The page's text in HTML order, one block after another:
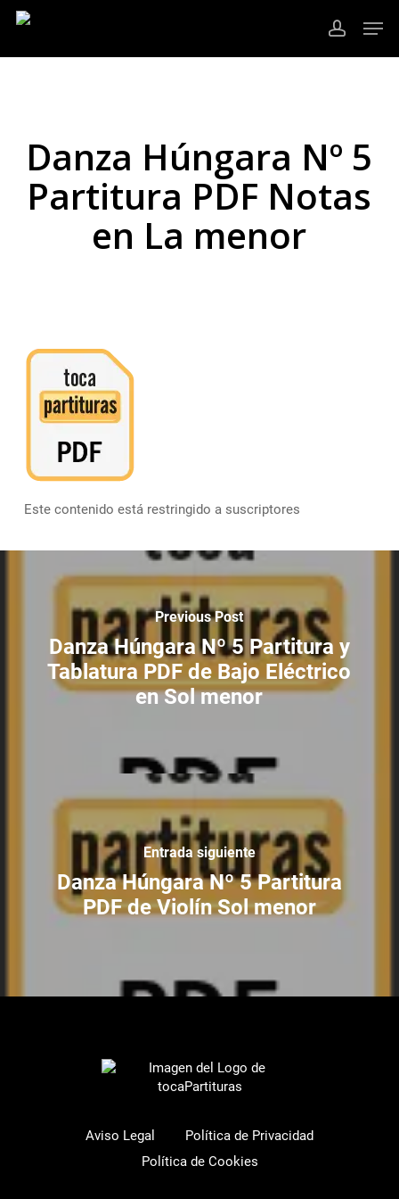
cuenta
Danza Húngara Nº 5
Partitura PDF Notas
en La menor
Este contenido está restringido a suscriptores
Previous Post
Danza Húngara Nº 5 Partitura y
Tablatura PDF de Bajo Eléctrico
en Sol menor
Entrada siguiente
Danza Húngara Nº 5 Partitura
PDF de Violín Sol menor
Aviso Legal
Política de Privacidad
Política de Cookies